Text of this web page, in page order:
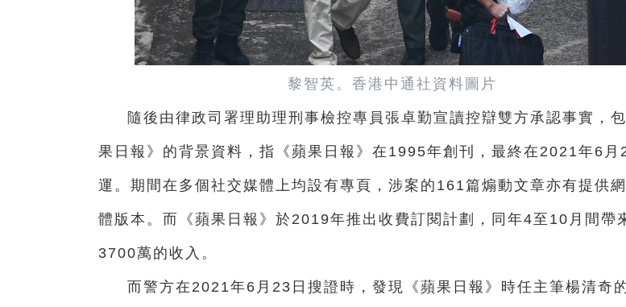
黎智英。香港中通社資料圖片
隨後由律政司署理助理刑事檢控專員張卓勤宣讀控辯雙方承認事實，
果日報》的背景資料，指《蘋果日報》在1995年創刊，最終在2021年6月
運。期間在多個社交媒體上均設有專頁，涉案的161篇煽動文章亦有提供
體版本。而《蘋果日報》於2019年推出收費訂閱計劃，同年4至10月間帶
3700萬的收入。
而警方在2021年6月23日搜證時，發現《蘋果日報》時任主筆楊清奇